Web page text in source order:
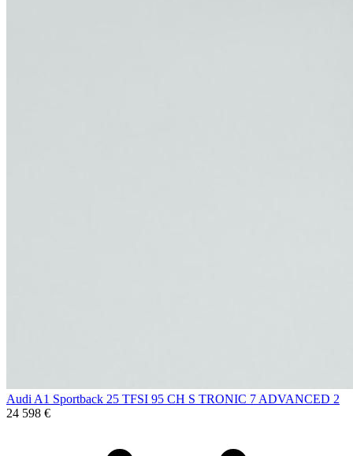
Audi A1 Sportback 25 TFSI 95 CH S TRONIC 7 ADVANCED 2
24 598 €